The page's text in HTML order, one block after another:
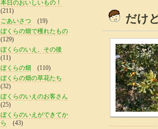
だけ
本日のおいしいもの！
(211)
ごあいさつ (19)
ぼくらの畑で穫れたもの
(129)
ぼくらのいえ、その後
(11)
ぼくらの畑
(110)
ぼくらの畑の草花たち
(32)
ぼくらのいえのお客さん
(25)
ぼくらのいえができてか
ら
(43)